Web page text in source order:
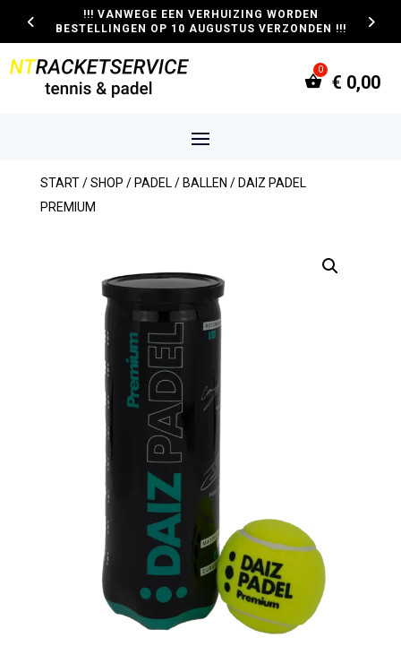
!!! VANWEGE EEN VERHUIZING WORDEN
BESTELLINGEN OP 10 AUGUSTUS VERZONDEN !!!
€ 0,00
START/SHOP / PADEL / BALLEN / DAIZ PADEL
PREMIUM